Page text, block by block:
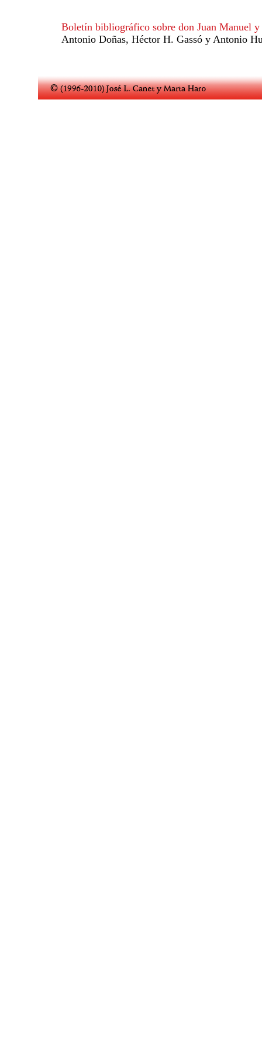
Boletín bibliográfico sobre don Juan Manuel
Antonio Doñas, Héctor H. Gassó y Antonio